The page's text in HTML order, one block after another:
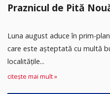
Praznicul de Pită
Luna august aduce în prim-
care este așteptată cu multă
localitățile...
citește mai mult »